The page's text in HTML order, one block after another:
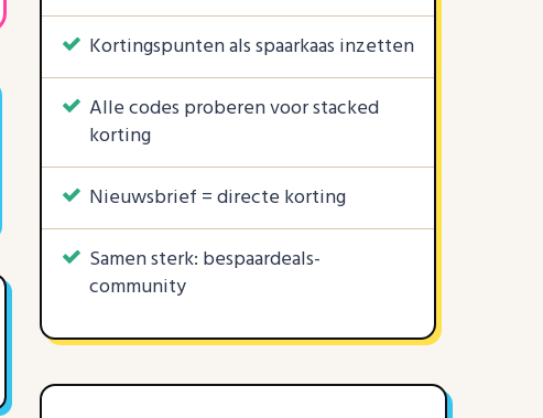
€10 10%10%
Kortingspunten als spaarkaas inzetten
Alle codes proberen voor stacked
korting
Nieuwsbrief = directe korting
Samen sterk: bespaardeals-
community